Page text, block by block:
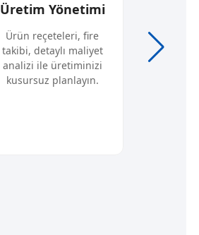
Üretim Yönetimi
Ürün reçeteleri, fire
takibi, detaylı maliyet
analizi ile üretiminizi
kusursuz planlayın.